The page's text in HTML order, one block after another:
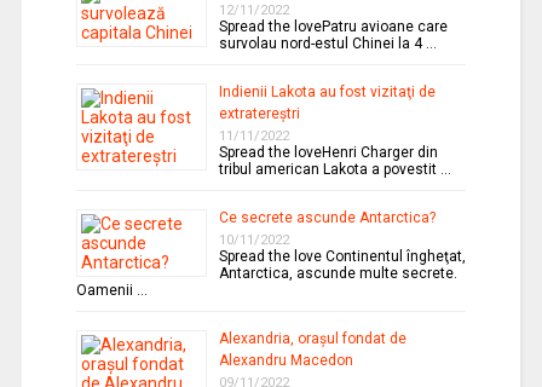
12/11/2022
Spread the lovePatru avioane care
survolau nord-estul Chinei la 4 …
Indienii Lakota au fost vizitaţi de
extratereştri
11/11/2022
Spread the loveHenri Charger din
tribul american Lakota a povestit …
Ce secrete ascunde Antarctica?
10/11/2022
Spread the love Continentul îngheţat,
Antarctica, ascunde multe secrete.
Oamenii …
Alexandria, oraşul fondat de
Alexandru Macedon
09/11/2022